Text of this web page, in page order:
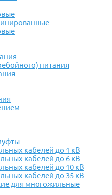
питания
кабелей до 1 кВ
кабелей до 6 кВ
кабелей до 10 кВ
кабелей до 35 кВ
для многожильные